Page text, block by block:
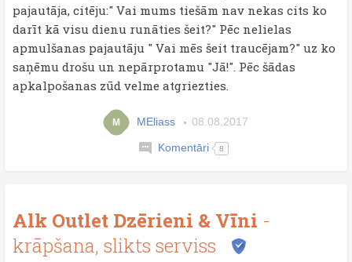
pajautāja, citēju:" Vai mums tiešām nav nekas cits ko
darīt kā visu dienu runāties šeit?" Pēc nelielas
apmulšanas pajautāju " Vai mēs šeit traucējam?" uz ko
saņēmu drošu un nepārprotamu "Jā!". Pēc šādas
apkalpošanas zūd velme atgriezties.
M MEliass 08.08.2017
Komentāri 8
Alk Outlet Dzērieni & Vīni -
krāpšana, slikts serviss